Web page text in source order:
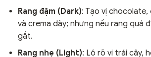
Rang đậm (Dark): Tạo vị chocolate,
và crema dày; nhưng nếu rang quá
gắt.
Rang nhẹ (Light): Lộ rõ vị trái cây,